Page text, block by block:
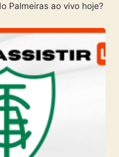
Palmeiras ao vivo hoje?